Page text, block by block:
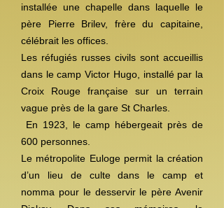
installée une chapelle dans laquelle le
père Pierre Brilev, frère du capitaine,
célébrait les offices.
Les réfugiés russes civils sont accueillis
dans le camp Victor Hugo, installé par la
Croix Rouge française sur un terrain
vague près de la gare St Charles.
En 1923, le camp hébergeait près de
600 personnes.
Le métropolite Euloge permit la création
d’un lieu de culte dans le camp et
nomma pour le desservir le père Avenir